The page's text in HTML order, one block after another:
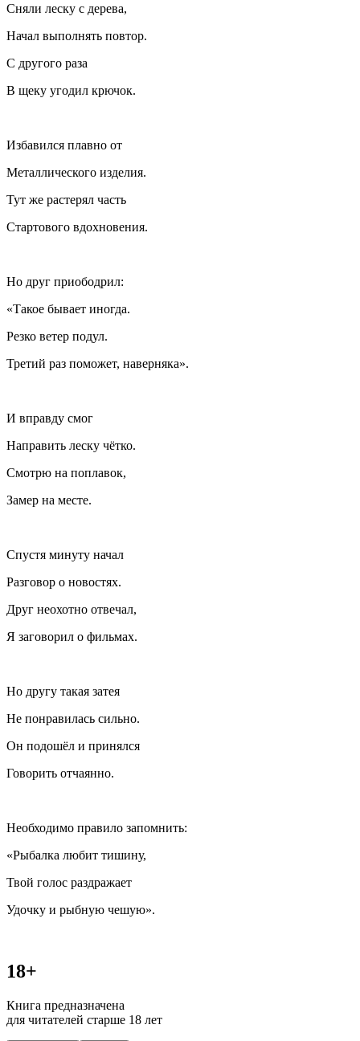
Сняли леску с дерева,
Начал выполнять повтор.
С другого раза
В щеку угодил крючок.
Избавился плавно от
Металлического изделия.
Тут же растерял часть
Стартового вдохновения.
Но друг приободрил:
«Такое бывает иногда.
Резко ветер подул.
Третий раз поможет, наверняка».
И вправду смог
Направить леску чётко.
Смотрю на поплавок,
Замер на месте.
Спустя минуту начал
Разговор о новостях.
Друг неохотно отвечал,
Я заговорил о фильмах.
Но другу такая затея
Не понравилась сильно.
Он подошёл и принялся
Говорить отчаянно.
Необходимо правило запомнить:
«Рыбалка любит тишину,
Твой голос раздражает
Удочку и рыбную чешую».
18+
Книга предназначена
для читателей старше 18 лет